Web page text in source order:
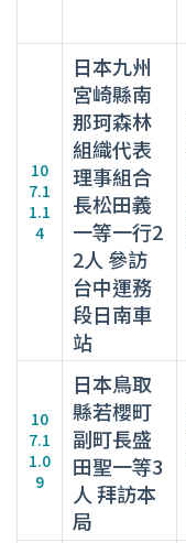
10
7.1
1.1
4
日本九州
宮崎縣南
那珂森林
組織代表
理事組合
長松田義
一等一行2
2人 參訪
台中運務
段日南車
站
10
7.1
1.0
9
日本鳥取
縣若櫻町
副町長盛
田聖一等3
人 拜訪本
局